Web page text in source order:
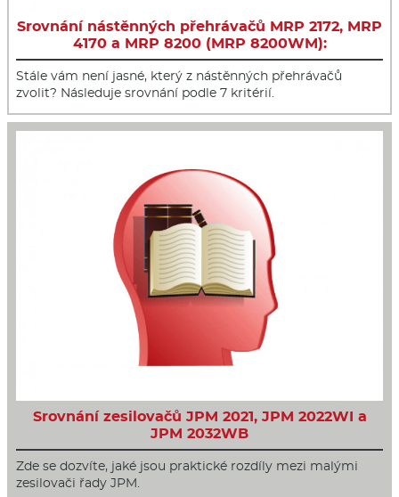
Srovnání nástěnných přehrávačů MRP 2172, MRP
4170 a MRP 8200 (MRP 8200WM):
Stále vám není jasné, který z nástěnných přehrávačů
zvolit? Následuje srovnání podle 7 kritérií.
Srovnání zesilovačů JPM 2021, JPM 2022WI a
JPM 2032WB
Zde se dozvíte, jaké jsou praktické rozdíly mezi malými
zesilovači řady JPM.